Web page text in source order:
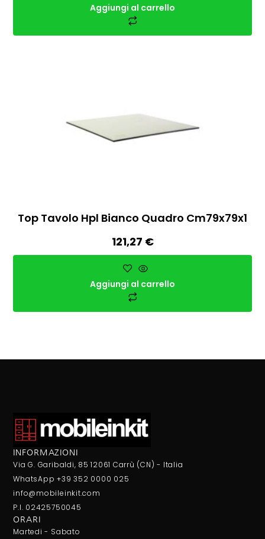
Aggiungi al carrello
Top Tavolo Hpl Bianco Quadro Cm79x79x1
121,27 €
Aggiungi al carrello
INFORMAZIONI
Via G. Garibaldi, 85 12061 Carrù (CN) - Italia
WhatsApp +39 352 0000 025
info@mobileinkit.com
P.I. 02425750045
ORARI
Martedi - Sabato